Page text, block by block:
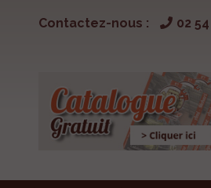
Contactez-nous : 02